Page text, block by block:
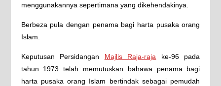
menggunakannya sepertimana yang dikehendakinya.
Berbeza pula dengan penama bagi harta pusaka orang
Islam.
Keputusan Persidangan Majlis Raja-raja ke-96 pada
tahun 1973 telah memutuskan bahawa penama bagi
harta pusaka orang Islam bertindak sebagai pemudah